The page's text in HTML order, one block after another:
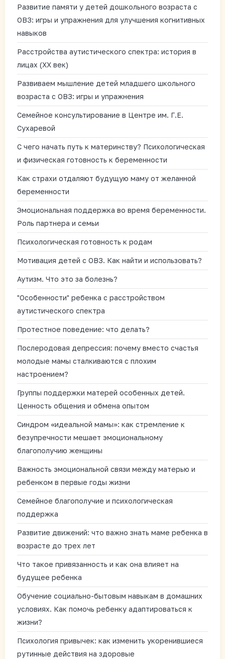
Развитие памяти у детей дошкольного возраста с
ОВЗ: игры и упражнения для улучшения когнитивных
навыков
Расстройства аутистического спектра: история в
лицах (XX век)
Развиваем мышление детей младшего школьного
возраста с ОВЗ: игры и упражнения
Семейное консультирование в Центре им. Г.Е.
Сухаревой
С чего начать путь к материнству? Психологическая
и физическая готовность к беременности
Как страхи отдаляют будущую маму от желанной
беременности
Эмоциональная поддержка во время беременности.
Роль партнера и семьи
Психологическая готовность к родам
Мотивация детей с ОВЗ. Как найти и использовать?
Аутизм. Что это за болезнь?
"Особенности" ребенка с расстройством
аутистического спектра
Протестное поведение: что делать?
Послеродовая депрессия: почему вместо счастья
молодые мамы сталкиваются с плохим
настроением?
Группы поддержки матерей особенных детей.
Ценность общения и обмена опытом
Синдром «идеальной мамы»: как стремление к
безупречности мешает эмоциональному
благополучию женщины
Важность эмоциональной связи между матерью и
ребенком в первые годы жизни
Семейное благополучие и психологическая
поддержка
Развитие движений: что важно знать маме ребенка в
возрасте до трех лет
Что такое привязанность и как она влияет на
будущее ребенка
Обучение социально-бытовым навыкам в домашних
условиях. Как помочь ребенку адаптироваться к
жизни?
Психология привычек: как изменить укоренившиеся
рутинные действия на здоровые